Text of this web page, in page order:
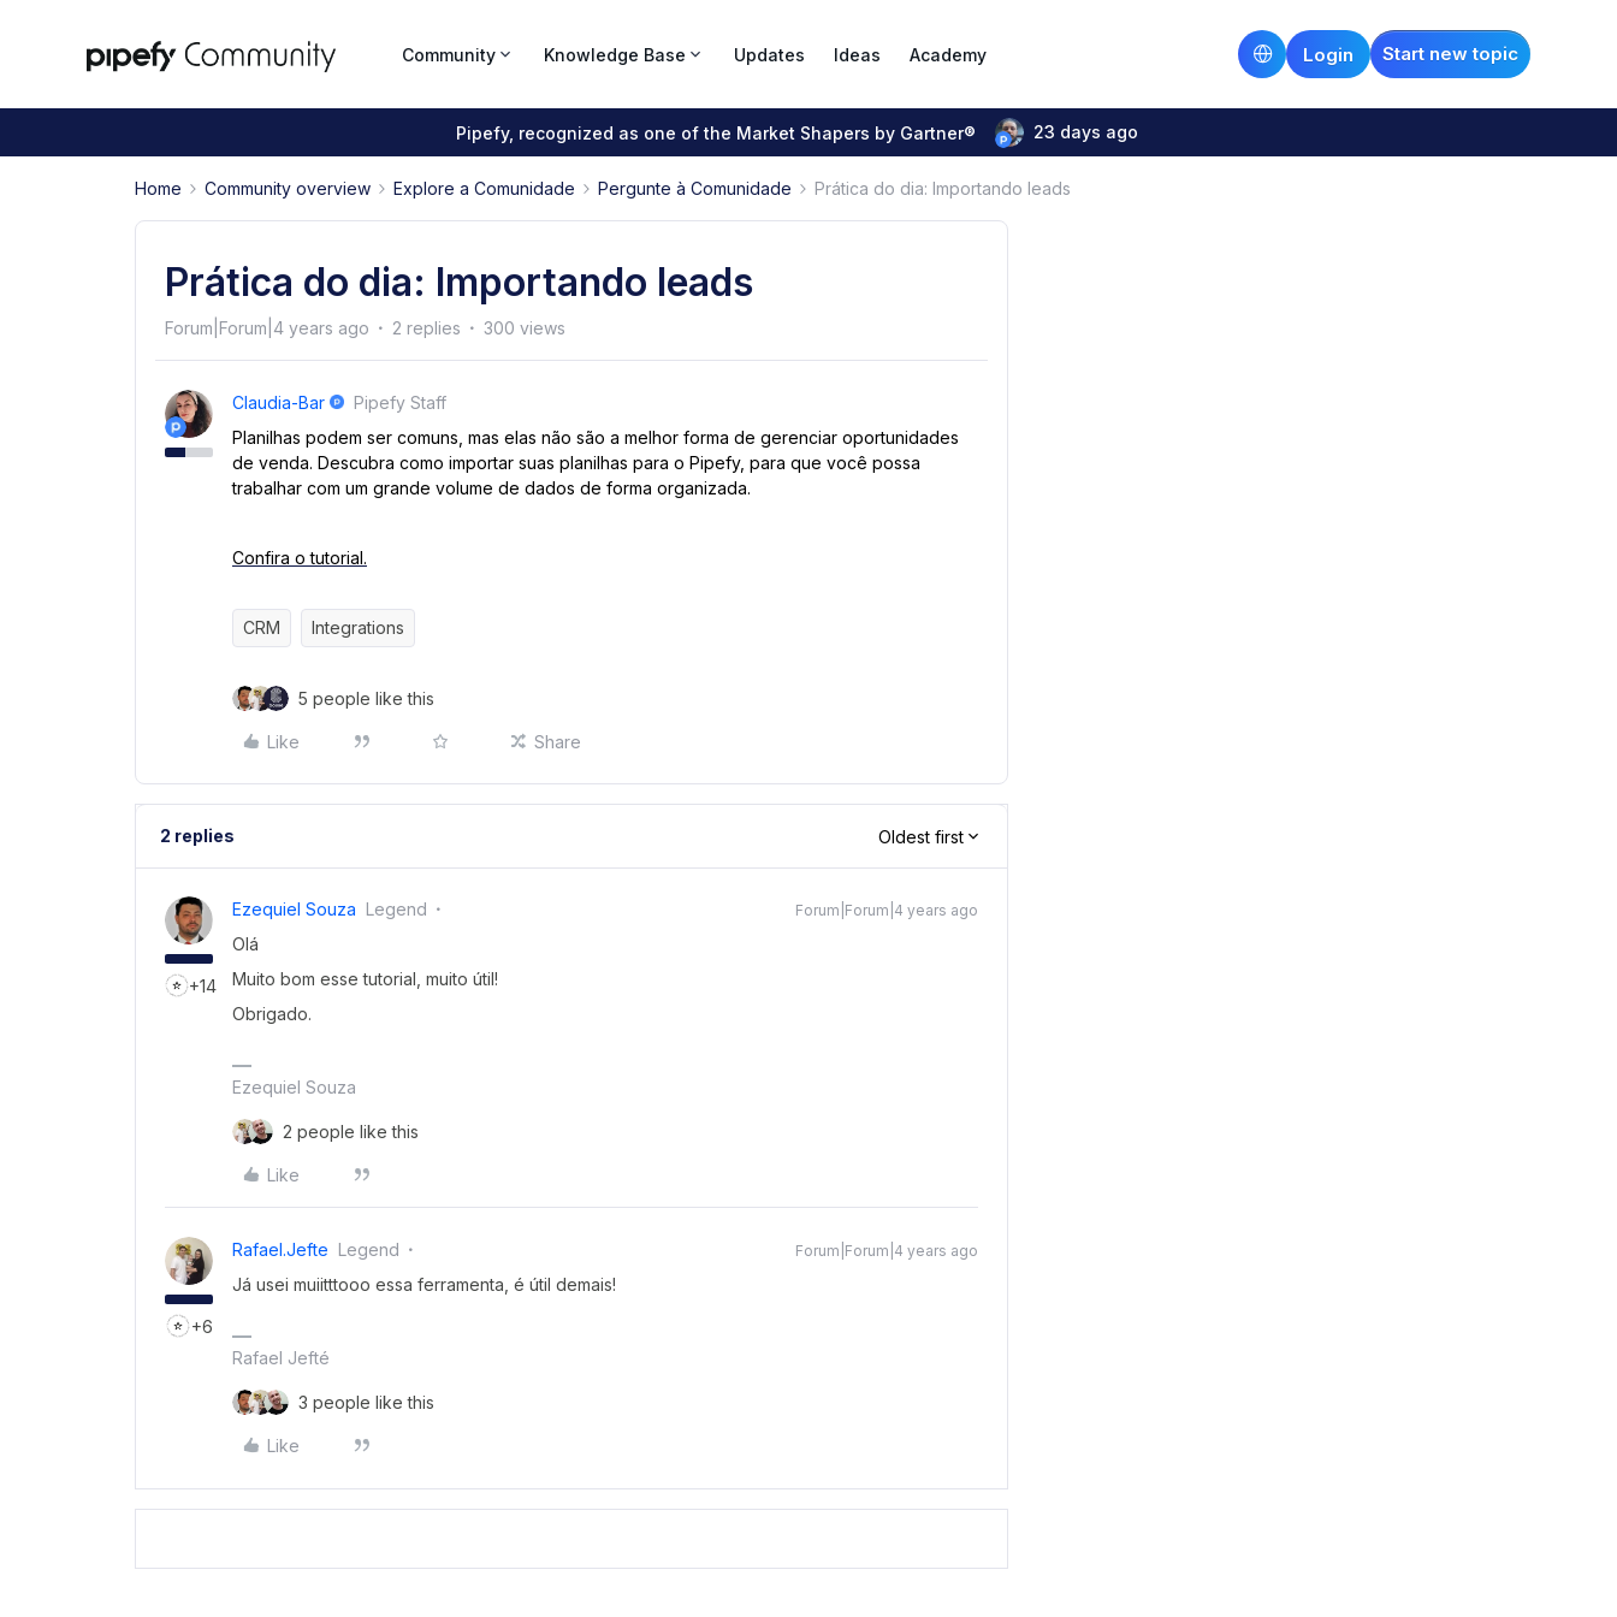
Community Knowledge Base Updates Ideas Academy Start new topic
Login
Pipefy, recognized as one of the Market Shapers by Gartner® 23 days ago
Home Community overview Explore a Comunidade Pergunte à Comunidade Prática do dia: Importando leads
Prática do dia: Importando leads
Forum|Forum|4 years ago 2 replies 300 views
Claudia-Bar
Pipefy Staff
Planilhas podem ser comuns, mas elas não são a melhor forma de gerenciar oportunidades
de venda. Descubra como importar suas planilhas para o Pipefy, para que você possa
trabalhar com um grande volume de dados de forma organizada.
Confira o tutorial.
CRM Integrations
5 people like this
Like Share
2 replies Oldest first
+14
Ezequiel Souza Legend Forum|Forum|4 years ago
Olá
Muito bom esse tutorial, muito útil!
Obrigado.
Ezequiel Souza
2 people like this
Like
+6
Rafael.jefte Legend Forum|Forum|4 years ago
Já usei muiitttooo essa ferramenta, é útil demais!
Rafael Jefté
3 people like this
Like